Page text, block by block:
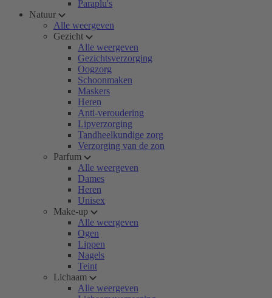
Paraplu's
Natuur
Alle weergeven
Gezicht
Alle weergeven
Gezichtsverzorging
Oogzorg
Schoonmaken
Maskers
Heren
Anti-veroudering
Lipverzorging
Tandheelkundige zorg
Verzorging van de zon
Parfum
Alle weergeven
Dames
Heren
Unisex
Make-up
Alle weergeven
Ogen
Lippen
Nagels
Teint
Lichaam
Alle weergeven